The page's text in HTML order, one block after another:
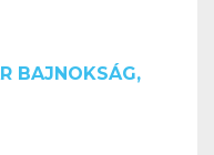
BAJNOKSÁG,